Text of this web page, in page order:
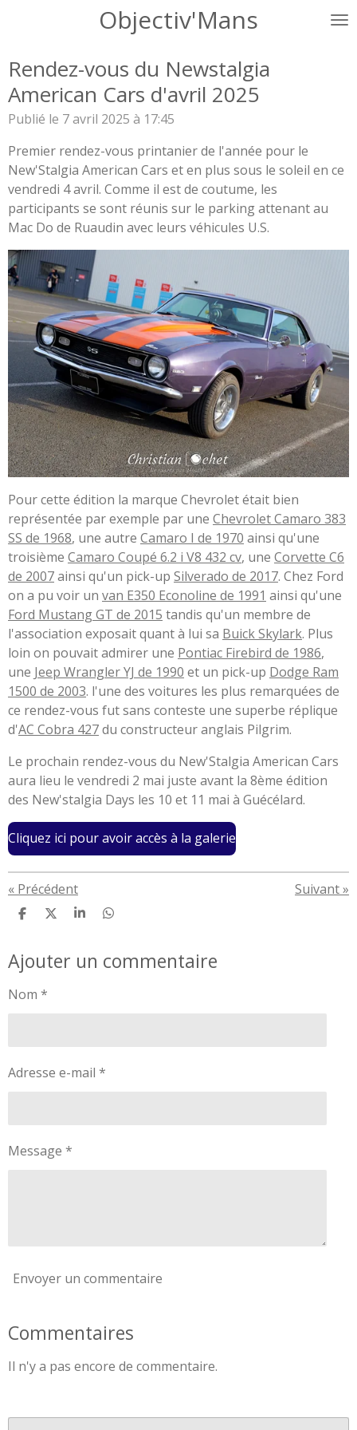
principal
Objectiv'Mans
Rendez-vous du Newstalgia
American Cars d'avril 2025
Publié le 7 avril 2025 à 17:45
Premier rendez-vous printanier de l'année pour le
New'Stalgia American Cars et en plus sous le soleil en ce
vendredi 4 avril. Comme il est de coutume, les
participants se sont réunis sur le parking attenant au
Mac Do de Ruaudin avec leurs véhicules U.S.
Pour cette édition la marque Chevrolet était bien
représentée par exemple par une Chevrolet Camaro 383
SS de 1968, une autre Camaro I de 1970 ainsi qu'une
troisième Camaro Coupé 6.2 i V8 432 cv, une Corvette C6
de 2007ainsi qu'un pick-up Silverado de 2017. Chez Ford
on a pu voir un van E350 Econoline de 1991 ainsi qu'une
Ford Mustang GT de 2015 tandis qu'un membre de
l'association exposait quant à lui sa Buick Skylark. Plus
loin on pouvait admirer une Pontiac Firebird de 1986,
une Jeep Wrangler YJ de 1990 et un pick-up Dodge Ram
1500 de 2003. l'une des voitures les plus remarquées de
ce rendez-vous fut sans conteste une superbe réplique
d'AC Cobra 427du constructeur anglais Pilgrim.
Le prochain rendez-vous du New'Stalgia American Cars
aura lieu le vendredi 2 mai juste avant la 8ème édition
des New'stalgia Days les 10 et 11 mai à Guécélard.
Cliquez ici pour avoir accès à la galerie
« Précédent Suivant»
P
t
a
e
P
t
a
P
t
a
P
t
a
Ajouter un commentaire
Nom *
Adresse e-mail *
Message *
Envoyer un commentaire
Commentaires
Il n'y a pas encore de commentaire.